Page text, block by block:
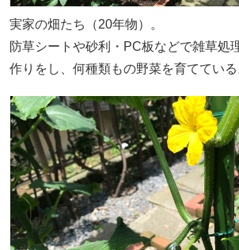
実家の畑たち（20年物）。
防草シートや砂利・PC板などで雑草処
作りをし、何種類もの野菜を育てている